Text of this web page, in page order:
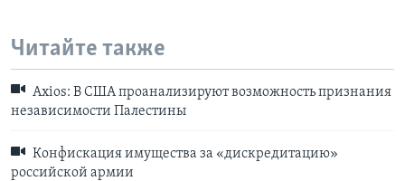
Читайте также
Axios: В США проанализируют возможность признания
независимости Палестины
Конфискация имущества за «дискредитацию»
российской армии